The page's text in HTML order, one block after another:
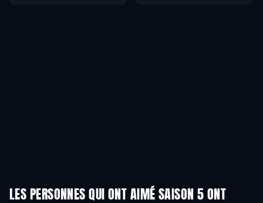
LES PERSONNES QUI ONT AIMÉ SAISON 5 ONT